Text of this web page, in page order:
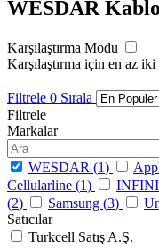
WESDAR
Karşılaştırma Modu
Karşılaştırma için en az
Filtrele 0 Sırala
Filtrele
Markalar
WESDAR (1)
Cellularline (1)
(2) Samsung (3)
Satıcılar
Turkcell Satış A.Ş.